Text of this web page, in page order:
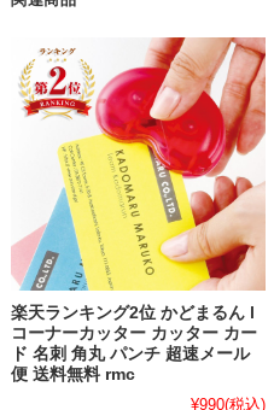
楽天ランキング2位 かどまるん l
コーナーカッター カッター カー
ド 名刺 角丸 パンチ 超速メール
便 送料無料 rmc
¥990(税込)